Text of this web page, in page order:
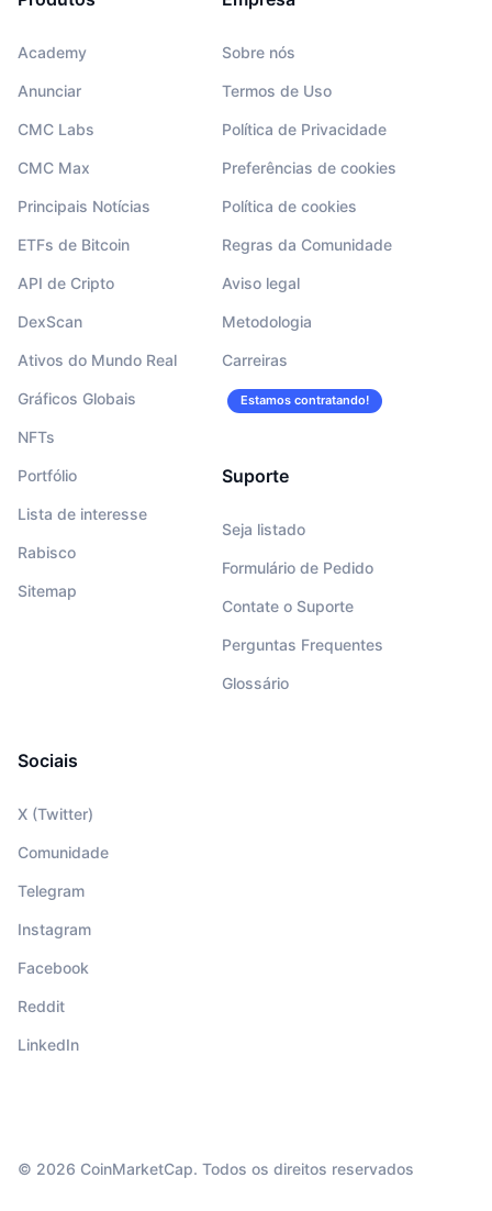
Academy
Anunciar
CMC Labs
CMC Max
Principais Notícias
ETFs de Bitcoin
API de Cripto
DexScan
Ativos do Mundo Real
Gráficos Globais
NFTs
Portfólio
Lista de interesse
Rabisco
Sitemap
Sobre nós
Termos de Uso
Política de Privacidade
Preferências de cookies
Política de cookies
Regras da Comunidade
Aviso legal
Metodologia
Carreiras
Estamos contratando!
Suporte
Seja listado
Formulário de Pedido
Contate o Suporte
Perguntas Frequentes
Glossário
Sociais
X (Twitter)
Comunidade
Telegram
Instagram
Facebook
Reddit
LinkedIn
© 2026 CoinMarketCap. Todos os direitos reservados